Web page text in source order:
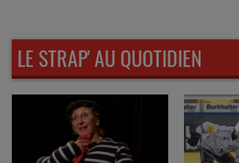
LE STRAP' AU QUOTIDIEN